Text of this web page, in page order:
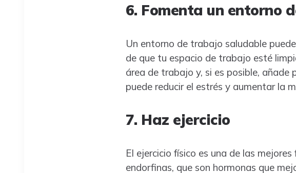
6. Fomenta un entorno
Un entorno de trabajo saludable
de que tu espacio de trabajo esté
área de trabajo y, si es posible,
puede reducir el estrés y aumentar la
7. Haz ejercicio
El ejercicio físico es una de las
endorfinas, que son hormonas que